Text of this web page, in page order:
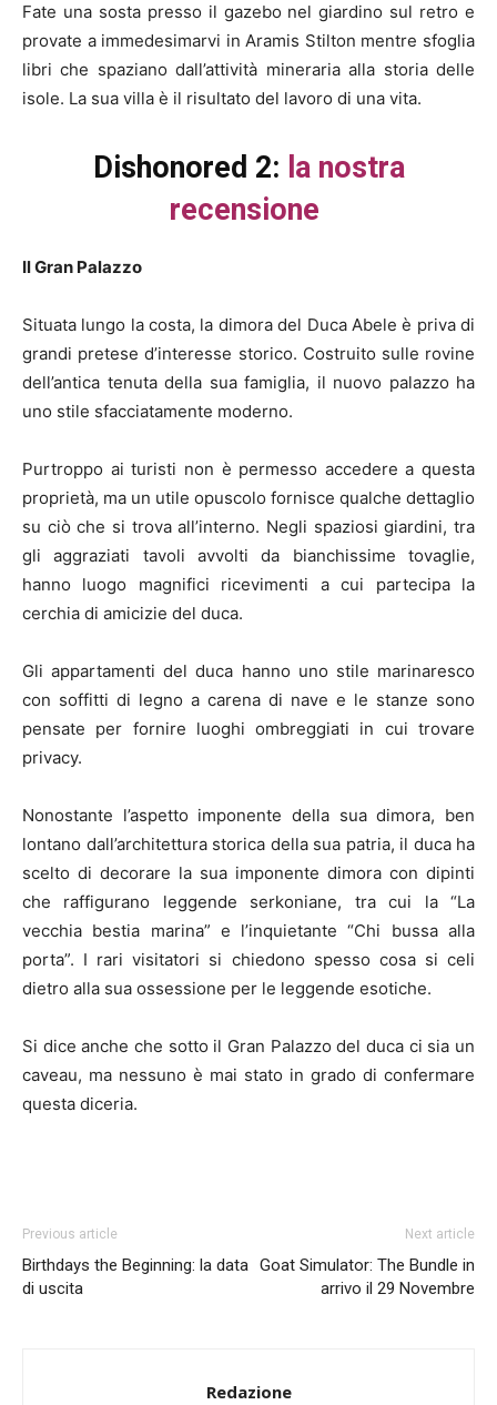
Fate una sosta presso il gazebo nel giardino sul retro e
provate a immedesimarvi in Aramis Stilton mentre sfoglia
libri che spaziano dall’attività mineraria alla storia delle
isole. La sua villa è il risultato del lavoro di una vita.
Dishonored 2: la nostra
recensione
Il Gran Palazzo
Situata lungo la costa, la dimora del Duca Abele è priva di
grandi pretese d’interesse storico. Costruito sulle rovine
dell’antica tenuta della sua famiglia, il nuovo palazzo ha
uno stile sfacciatamente moderno.
Purtroppo ai turisti non è permesso accedere a questa
proprietà, ma un utile opuscolo fornisce qualche dettaglio
su ciò che si trova all’interno. Negli spaziosi giardini, tra
gli aggraziati tavoli avvolti da bianchissime tovaglie,
hanno luogo magnifici ricevimenti a cui partecipa la
cerchia di amicizie del duca.
Gli appartamenti del duca hanno uno stile marinaresco
con soffitti di legno a carena di nave e le stanze sono
pensate per fornire luoghi ombreggiati in cui trovare
privacy.
Nonostante l’aspetto imponente della sua dimora, ben
lontano dall’architettura storica della sua patria, il duca ha
scelto di decorare la sua imponente dimora con dipinti
che raffigurano leggende serkoniane, tra cui la “La
vecchia bestia marina” e l’inquietante “Chi bussa alla
porta”. I rari visitatori si chiedono spesso cosa si celi
dietro alla sua ossessione per le leggende esotiche.
Si dice anche che sotto il Gran Palazzo del duca ci sia un
caveau, ma nessuno è mai stato in grado di confermare
questa diceria.
Previous article
Birthdays the Beginning: la data
di uscita
Next article
Goat Simulator: The Bundle in
arrivo il 29 Novembre
Redazione